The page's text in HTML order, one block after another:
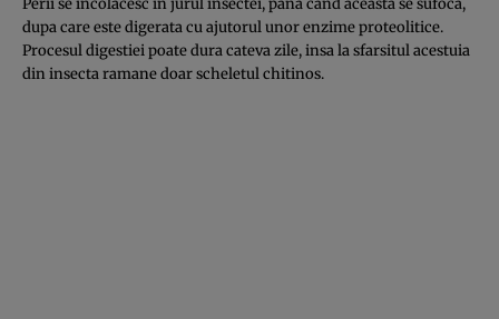
dupa care este digerata cu ajutorul unor enzime proteolitice.
Procesul digestiei poate dura cateva zile, insa la sfarsitul acestuia
din insecta ramane doar scheletul chitinos.